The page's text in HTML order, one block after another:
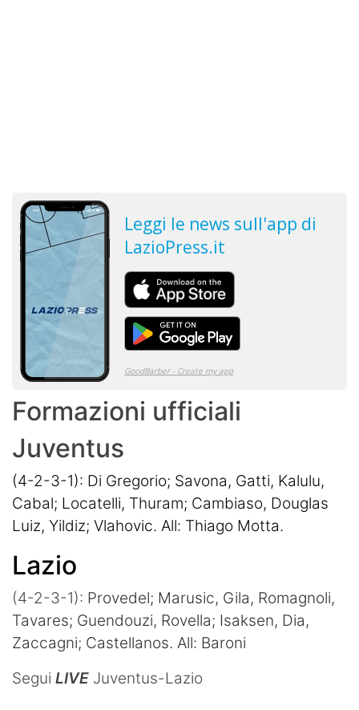
Formazioni ufficiali
Juventus
(4-2-3-1): Di Gregorio; Savona, Gatti, Kalulu,
Cabal; Locatelli, Thuram; Cambiaso, Douglas
Luiz, Yildiz; Vlahovic. All: Thiago Motta.
Lazio
(4-2-3-1): Provedel; Marusic, Gila, Romagnoli,
Tavares; Guendouzi, Rovella; Isaksen, Dia,
Zaccagni; Castellanos. All: Baroni
Segui LIVE Juventus-Lazio